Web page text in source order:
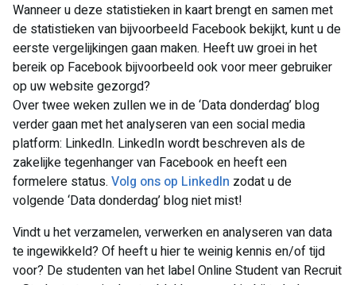
Wanneer u deze statistieken in kaart brengt en samen met
de statistieken van bijvoorbeeld Facebook bekijkt, kunt u de
eerste vergelijkingen gaan maken. Heeft uw groei in het
bereik op Facebook bijvoorbeeld ook voor meer gebruiker
op uw website gezorgd?
Over twee weken zullen we in de ‘Data donderdag’ blog
verder gaan met het analyseren van een social media
platform: LinkedIn. LinkedIn wordt beschreven als de
zakelijke tegenhanger van Facebook en heeft een
formelere status. Volg ons op LinkedIn zodat u de
volgende ‘Data donderdag’ blog niet mist!
Vindt u het verzamelen, verwerken en analyseren van data
te ingewikkeld? Of heeft u hier te weinig kennis en/of tijd
voor? De studenten van het label Online Student van Recruit